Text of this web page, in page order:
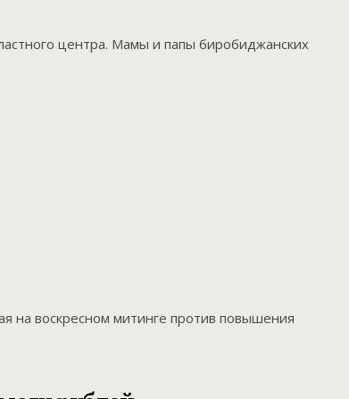
центра. Мамы и папы биробиджанских
на воскресном митинге против повышения